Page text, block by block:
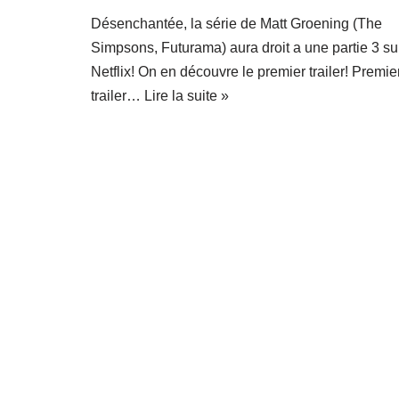
Désenchantée, la série de Matt Groening (The
Simpsons, Futurama) aura droit a une partie 3
Netflix! On en découvre le premier trailer!
trailer… Lire la suite »